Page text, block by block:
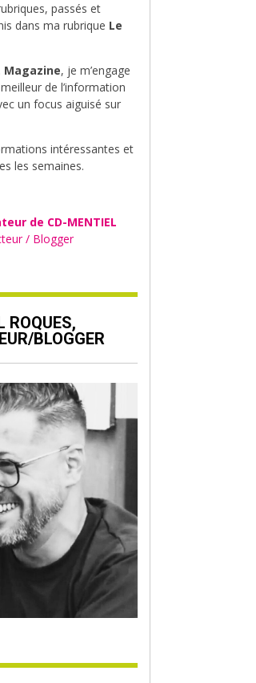
passés et
dans ma rubrique Le
Magazine, je m’engage
de l’information
un focus aiguisé sur
intéressantes et
les semaines.
de CD-MENTIEL
/ Blogger
ROQUES,
BLOGGER